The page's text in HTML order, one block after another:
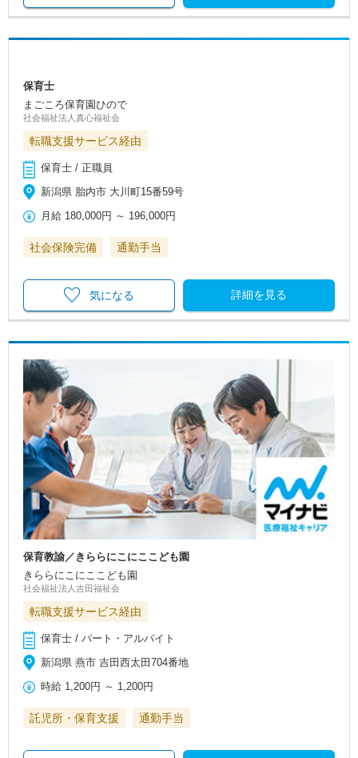
保育士
まごころ保育園ひので
社会福祉法人真心福祉会
転職支援サービス経由
保育士 / 正職員
新潟県 胎内市 大川町15番59号
月給 180,000円 ～ 196,000円
社会保険完備 通勤手当
詳細を見る
気になる
保育教諭／きららにこにここども園
きららにこにここども園
社会福祉法人吉田福祉会
転職支援サービス経由
保育士 / パート・アルバイト
新潟県 燕市 吉田西太田704番地
時給 1,200円 ～ 1,200円
託児所・保育支援 通勤手当